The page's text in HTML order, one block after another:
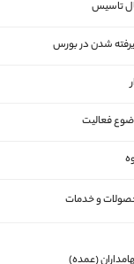
تاسیس
شدن در بورس
فعالیت
و خدمات
(عمده)